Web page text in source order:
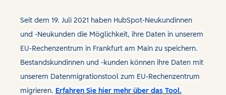
Seit dem 19. Juli 2021 haben HubSpot-Neukundinnen
und -Neukunden die Möglichkeit, ihre Daten in unserem
EU-Rechenzentrum in Frankfurt am Main zu speichern.
Bestandskundinnen und -kunden können ihre Daten mit
unserem Datenmigrationstool zum EU-Rechenzentrum
migrieren. Erfahren Sie hier mehr über das Tool.